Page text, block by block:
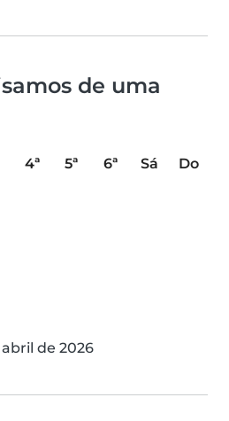
de uma
4ª 5ª 6ª Sá
Do
abril de 2026